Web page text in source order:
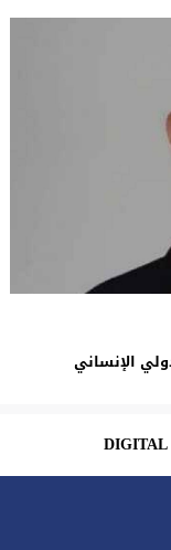
الإنساني